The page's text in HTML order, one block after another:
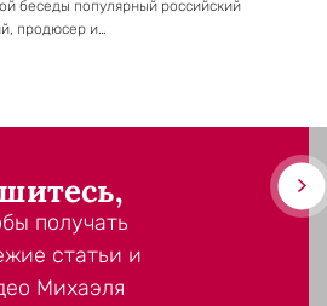
беседы популярный российский
продюсер и…
получать
статьи и
Михаэля